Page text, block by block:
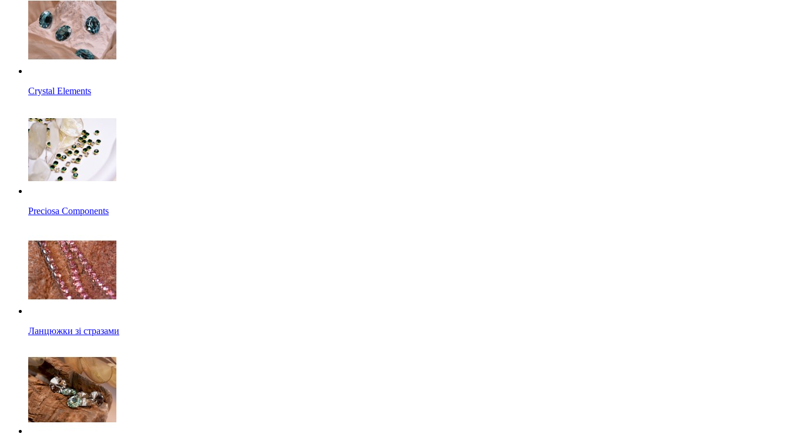
Crystal Elements
Preciosa Components
Ланцюжки зі стразами